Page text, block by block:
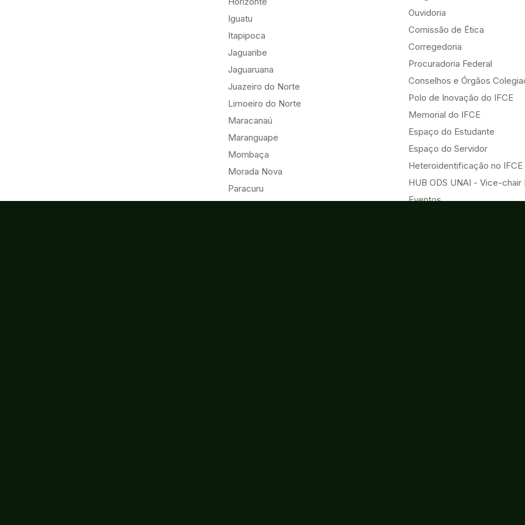
Iguatu
Itapipoca
Jaguaribe
Jaguaruana
Juazeiro do Norte
Limoeiro do Norte
Maracanaú
Maranguape
Mombaça
Morada Nova
Paracuru
Ouvidoria
Comissão de Ética
Corregedoria
Procuradoria Federal
Conselhos e Órgãos
Polo de Inovação do IFCE
Memorial do IFCE
Espaço do Estudante
Espaço do Servidor
Heteroidentificação no IFCE
HUB ODS UNAI - Vice-chair
Eventos